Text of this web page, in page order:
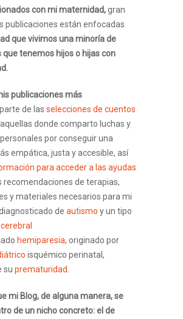
con mi maternidad,gran
publicaciones están enfocadas
que vivimos una minoría de
que tenemos hijos o hijas con
publicaciones más
de las selecciones de cuentos
donde comparto luchas y
por conseguir una
empática, justa y accesible, así
para acceder a las ayudas
recomendaciones de terapias,
y materiales necesarios para mi
de autismo y un tipo
hemiparesia, originado por
isquémico perinatal,
su prematuridad
mi Blog, de alguna manera, se
de un nicho concreto: el de